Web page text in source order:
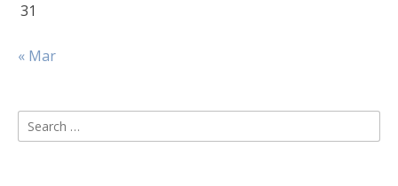
31
« Mar
Search
for: